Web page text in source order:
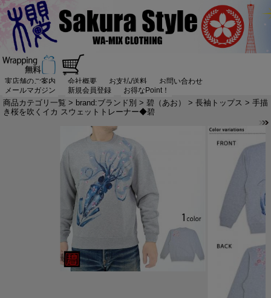
実店舗のご案内 会社概要 お支払/送料
お問い合わせ
メールマガジン
新規会員登録 お得なPoint！
商品カテゴリ一覧 > brand:ブランド別 > 碧（あお） > 長袖トップス > 手描
き桜を吹くイカ スウェットトレーナー◆碧